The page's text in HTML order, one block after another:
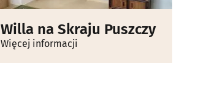
Willa na Skraju Puszczy
Więcej informacji